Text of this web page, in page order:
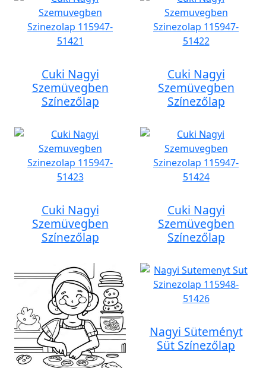
Cuki Nagyi
Szemüvegben
Színezőlap
Cuki Nagyi
Szemüvegben
Színezőlap
Cuki Nagyi
Szemüvegben
Színezőlap
Cuki Nagyi
Szemüvegben
Színezőlap
Nagyi Süteményt
Süt Színezőlap